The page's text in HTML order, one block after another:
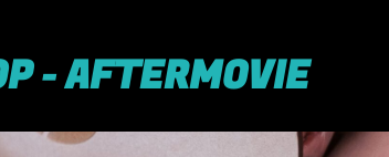
- AFTERMOVIE